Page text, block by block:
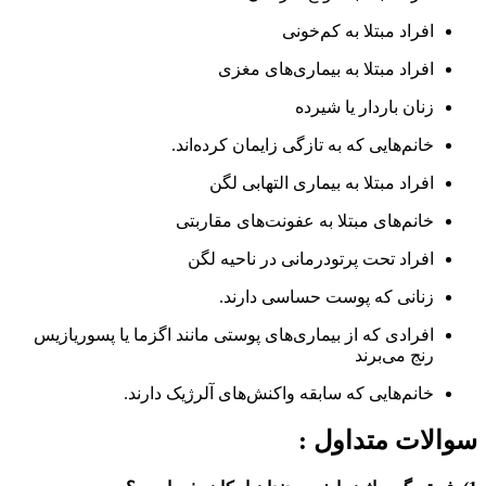
افراد مبتلا به کم‌خونی
افراد مبتلا به بیماری‌های مغزی
زنان باردار یا شیرده
خانم‌هایی که به تازگی زایمان کرده‌اند.
افراد مبتلا به بیماری التهابی لگن
خانم‌های مبتلا به عفونت‌های مقاربتی
افراد تحت پرتودرمانی در ناحیه لگن
زنانی که پوست حساسی دارند.
افرادی که از بیماری‌های پوستی مانند اگزما یا پسوریازیس
رنج می‌برند
خانم‌هایی که سابقه واکنش‌های آلرژیک دارند.
سوالات متداول :